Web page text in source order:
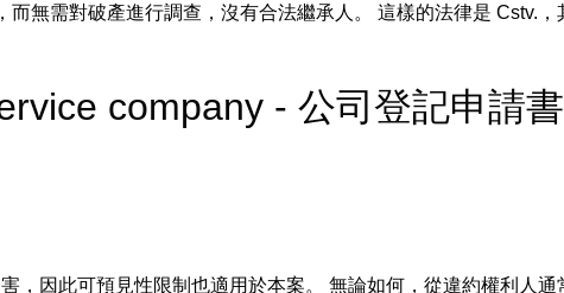
無需對破產進行調查，沒有合法繼承人。 這樣的法律是 Cstv.，
company - 公司登記申請書
，因此可預見性限制也適用於本案。 無論如何，從違約權利人通